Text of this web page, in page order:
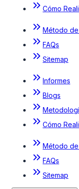
Cómo
Método de
FAQs
Sitemap
Informes
Blogs
Cómo
Método de
FAQs
Sitemap